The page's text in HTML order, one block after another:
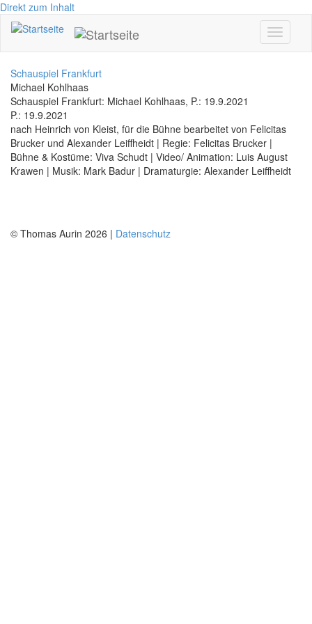
Direkt zum Inhalt
Toggle
Schauspiel Frankfurt
Michael Kohlhaas
Schauspiel Frankfurt: Michael Kohlhaas, P.: 19.9.2021
P.: 19.9.2021
nach Heinrich von Kleist, für die Bühne bearbeitet von Felicitas
Brucker und Alexander Leiffheidt | Regie: Felicitas Brucker |
Bühne & Kostüme: Viva Schudt | Video/ Animation: Luis August
Krawen | Musik: Mark Badur | Dramaturgie: Alexander Leiffheidt
© Thomas Aurin 2026 | Datenschutz